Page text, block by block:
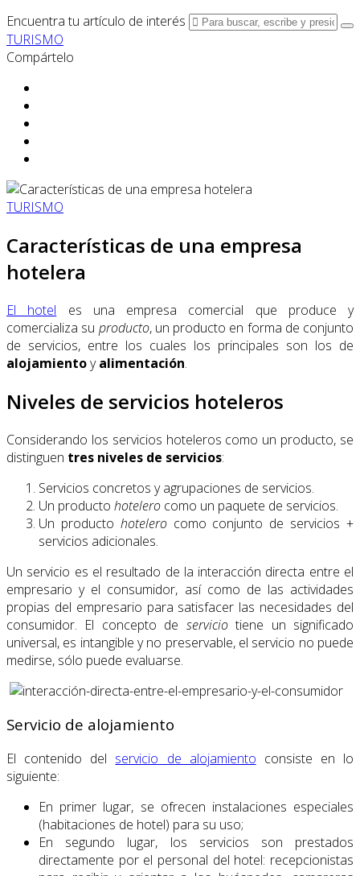
Encuentra tu artículo de interés
TURISMO
Compártelo
TURISMO
Características de una empresa
hotelera
El hotel es una empresa comercial que produce y
comercializa su producto, un producto en forma de conjunto
de servicios, entre los cuales los principales son los de
alojamientoyalimentación.
Niveles de servicios hoteleros
Considerando los servicios hoteleros como un producto, se
distinguen tres niveles de servicios:
Servicios concretos y agrupaciones de servicios.
Un producto hotelero como un paquete de servicios.
Un producto hotelerocomo conjunto de servicios +
servicios adicionales.
Un servicio es el resultado de la interacción directa entre el
empresario y el consumidor, así como de las actividades
propias del empresario para satisfacer las necesidades del
consumidor. El concepto de serviciotiene un significado
universal, es intangible y no preservable, el servicio no puede
medirse, sólo puede evaluarse.
Servicio de alojamiento
El contenido del servicio de alojamiento consiste en lo
siguiente:
En primer lugar, se ofrecen instalaciones especiales
(habitaciones de hotel) para su uso;
En segundo lugar, los servicios son prestados
directamente por el personal del hotel: recepcionistas